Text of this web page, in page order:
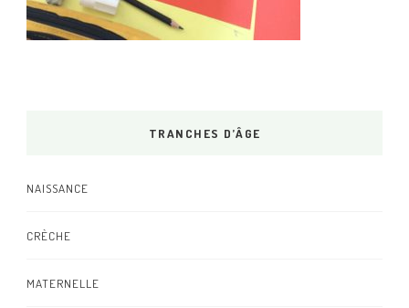
TRANCHES D’ÂGE
NAISSANCE
CRÈCHE
MATERNELLE